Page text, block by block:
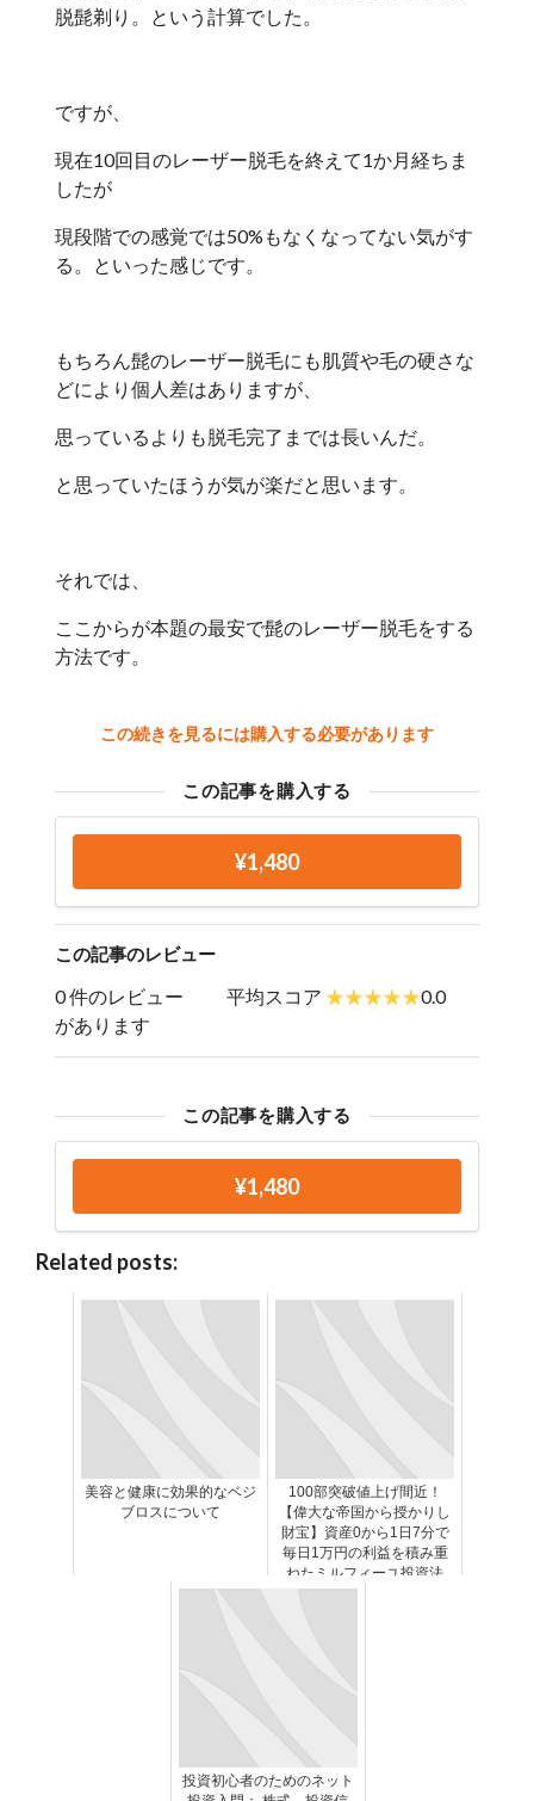
脱髭剃り。という計算でした。
ですが、
現在10回目のレーザー脱毛を終えて1か月経ちま
したが
現段階での感覚では50%もなくなってない気がす
る。といった感じです。
もちろん髭のレーザー脱毛にも肌質や毛の硬さな
どにより個人差はありますが、
思っているよりも脱毛完了までは長いんだ。
と思っていたほうが気が楽だと思います。
それでは、
ここからが本題の最安で髭のレーザー脱毛をする
方法です。
この続きを見るには購入する必要があります
この記事を購入する
¥1,480
この記事のレビュー
0 件のレビュー
があります
平均スコア 0.0
この記事を購入する
¥1,480
Related posts:
美容と健康に効果的なベジ
ブロスについて
100部突破値上げ間近！
【偉大な帝国から授かりし
財宝】資産0から1日7分で
毎日1万円の利益を積み重
ねたミルフィーユ投資法
投資初心者のためのネット